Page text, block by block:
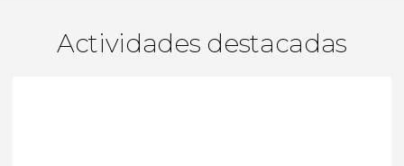
Actividades destacadas